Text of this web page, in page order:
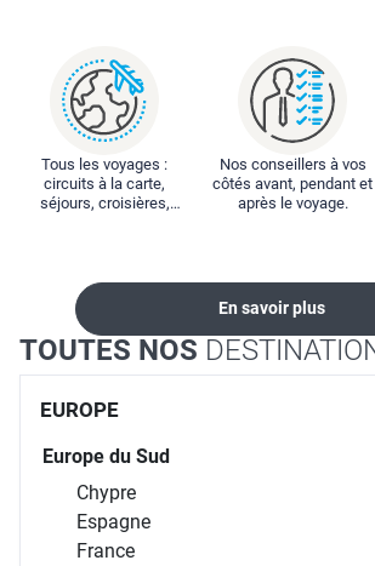
Tous les voyages :
circuits à la carte,
séjours, croisières,
Nos conseillers à vos
côtés avant, pendant et
après le voyage.
En savoir plus
TOUTES NOS
EUROPE
Europe du Sud
Chypre
Espagne
France